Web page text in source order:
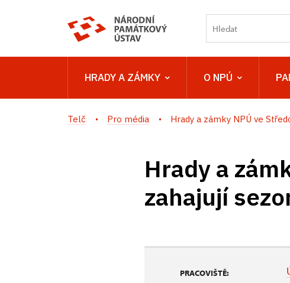
HRADY A ZÁMKY O NPÚ
Telč Pro média Hrady a zámky NPÚ ve
Hrady a
zahajují
PRACOVIŠTĚ: